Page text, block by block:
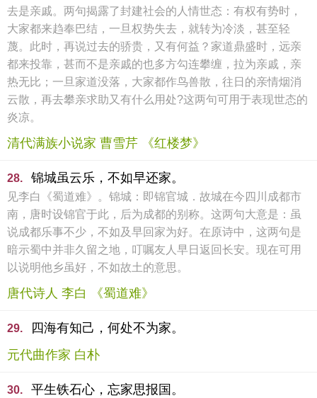
去是亲戚。两句揭露了封建社会的人情世态：有权有势时，
大家都来趋奉巴结，一旦权势失去，就转为冷淡，甚至轻
蔑。此时，再说过去的骄贵，又有何益？家道鼎盛时，远亲
都来投靠，甚而不是亲戚的也多方勾连攀缠，拉为亲戚，亲
热无比；一旦家道没落，大家都作鸟兽散，往日的亲情烟消
云散，再去攀亲求助又有什么用处?这两句可用于表现世态的
炎凉。
清代满族小说家 曹雪芹 《红楼梦》
28. 锦城虽云乐，不如早还家。
见李白《蜀道难》。锦城：即锦官城．故城在今四川成都市
南，唐时设锦官于此，后为成都的别称。这两句大意是：虽
说成都乐事不少，不如及早回家为好。在原诗中，这两句是
暗示蜀中并非久留之地，叮嘱友人早日返回长安。现在可用
以说明他乡虽好，不如故土的意思。
唐代诗人 李白 《蜀道难》
29.
四海有知己，何处不为家。
元代曲作家 白朴
30.
平生铁石心，忘家思报国。